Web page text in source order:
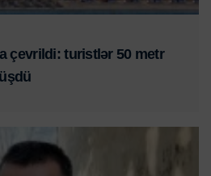
çevrildi: turistlər 50 metr